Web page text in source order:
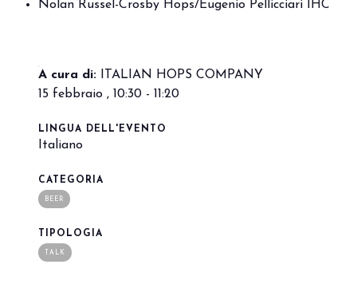
Nolan Russel-Crosby Hops/Eugenio Pellicciari IHC
A cura di: ITALIAN HOPS COMPANY
15 febbraio , 10:30 - 11:20
LINGUA DELL'EVENTO
Italiano
CATEGORIA
BEER
TIPOLOGIA
TALK